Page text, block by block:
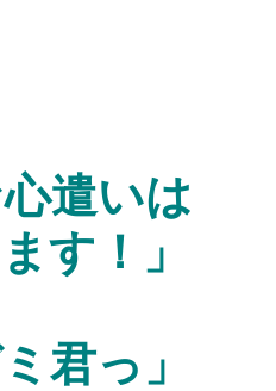
遣いは
す！」
君っ」